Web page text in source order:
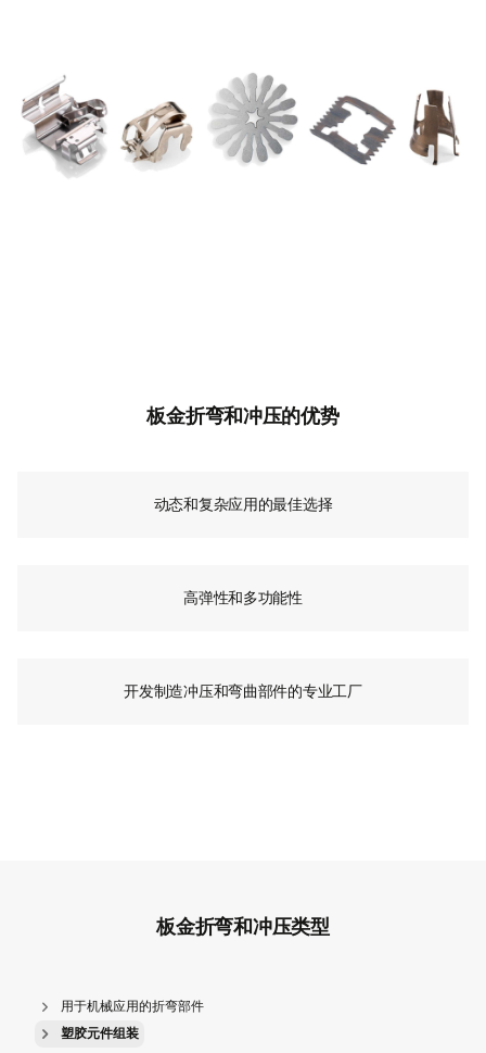
板金折弯和冲压的优势
动态和复杂应用的最佳选择
高弹性和多功能性
开发制造冲压和弯曲部件的专业工厂
板金折弯和冲压类型
用于机械应用的折弯部件
塑胶元件组装